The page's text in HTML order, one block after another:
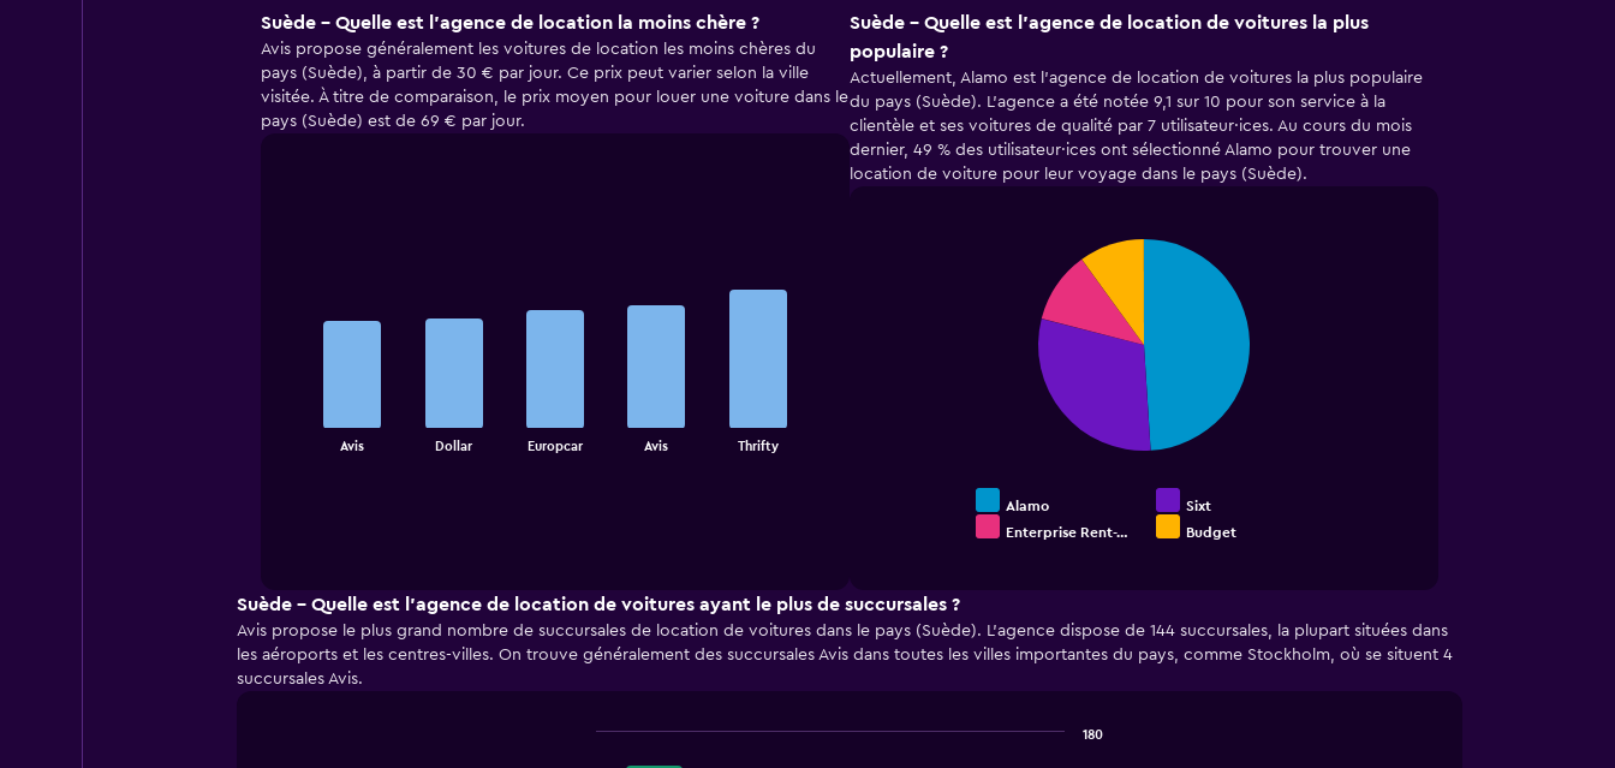
Suède - Quelle est l’agence de location la moins chère ?
Avis propose généralement les voitures de location les moins chères du
pays (Suède), à partir de 30 € par jour. Ce prix peut varier selon la ville
visitée. À titre de comparaison, le prix moyen pour louer une voiture dans le
pays (Suède) est de 69 € par jour.
Range:
categories.
The
chart
Avis Dollar Europcar Avis Thrifty
Suède - Quelle est l’agence de location de voitures la plus
populaire ?
Actuellement, Alamo est l’agence de location de voitures la plus populaire
du pays (Suède). L’agence a été notée 9,1 sur 10 pour son service à la
clientèle et ses voitures de qualité par 7 utilisateur·ices. Au cours du mois
dernier, 49 % des utilisateur·ices ont sélectionné Alamo pour trouver une
location de voiture pour leur voyage dans le pays (Suède).
Alamo
Sixt
Enterprise Rent-…
Budget
Suède - Quelle est l’agence de location de voitures ayant le plus de succursales ?
Avis propose le plus grand nombre de succursales de location de voitures dans le pays (Suède). L’agence dispose de 144 succursales, la plupart situées dans
les aéroports et les centres-villes. On trouve généralement des succursales Avis dans toutes les villes importantes du pays, comme Stockholm, où se situent 4
succursales Avis.
180